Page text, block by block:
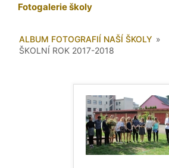
Fotogalerie školy
ALBUM FOTOGRAFIÍ NAŠÍ ŠKOLY »
ŠKOLNÍ ROK 2017-2018